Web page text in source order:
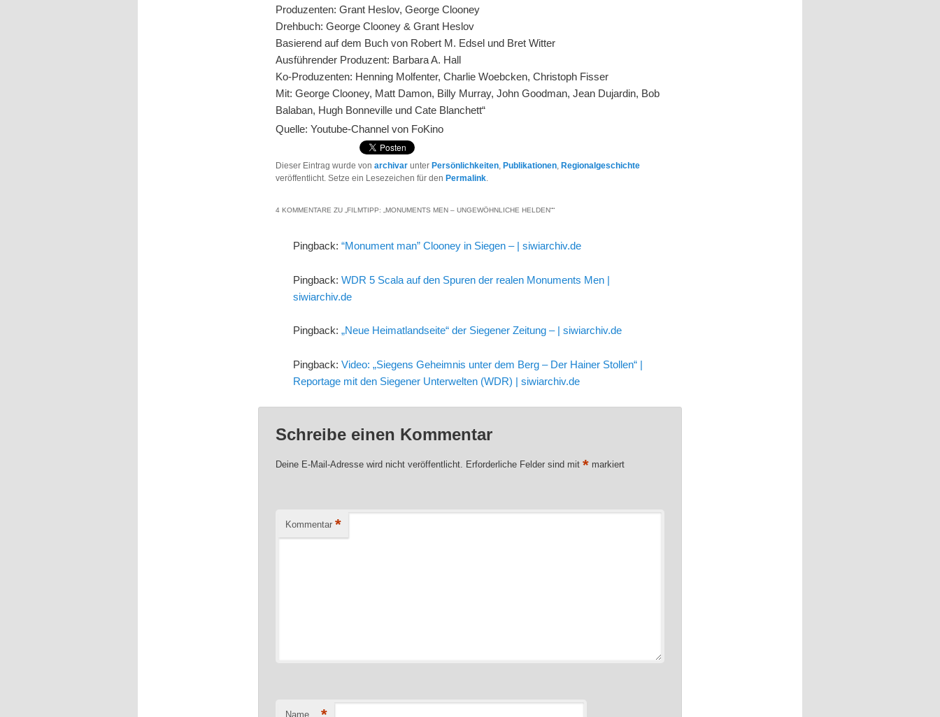
Produzenten: Grant Heslov, George Clooney
Drehbuch: George Clooney & Grant Heslov
Basierend auf dem Buch von Robert M. Edsel und Bret Witter
Ausführender Produzent: Barbara A. Hall
Ko-Produzenten: Henning Molfenter, Charlie Woebcken, Christoph Fisser
Mit: George Clooney, Matt Damon, Billy Murray, John Goodman, Jean Dujardin, Bob
Balaban, Hugh Bonneville und Cate Blanchett“
Quelle: Youtube-Channel von FoKino
Dieser Eintrag wurde vonarchivar unter Persönlichkeiten, Publikationen, Regionalgeschichte
veröffentlicht. Setze ein Lesezeichen für den Permalink.
4 KOMMENTARE ZU „FILMTIPP: „MONUMENTS MEN – UNGEWÖHNLICHE HELDEN““
Pingback: “Monument man” Clooney in Siegen – | siwiarchiv.de
Pingback: WDR 5 Scala auf den Spuren der realen Monuments Men |
siwiarchiv.de
Pingback: „Neue Heimatlandseite“ der Siegener Zeitung – | siwiarchiv.de
Pingback: Video: „Siegens Geheimnis unter dem Berg – Der Hainer Stollen“ |
Reportage mit den Siegener Unterwelten (WDR) | siwiarchiv.de
Schreibe einen Kommentar
Deine E-Mail-Adresse wird nicht veröffentlicht. Erforderliche Felder sind mit* markiert
Kommentar *
Name